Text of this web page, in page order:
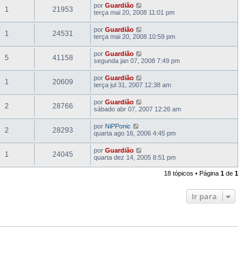
1 21953 por Guardião
terça mai 20, 2008 11:01 pm
1 24531 por Guardião
terça mai 20, 2008 10:59 pm
5 41158 por Guardião
segunda jan 07, 2008 7:49 pm
1 20609 por Guardião
terça jul 31, 2007 12:38 am
2 28766 por Guardião
sábado abr 07, 2007 12:26 am
2 28293 por NiPPonic
quarta ago 16, 2006 4:45 pm
1 24045 por Guardião
quarta dez 14, 2005 8:51 pm
18 tópicos • Página 1 de 1
Ir para